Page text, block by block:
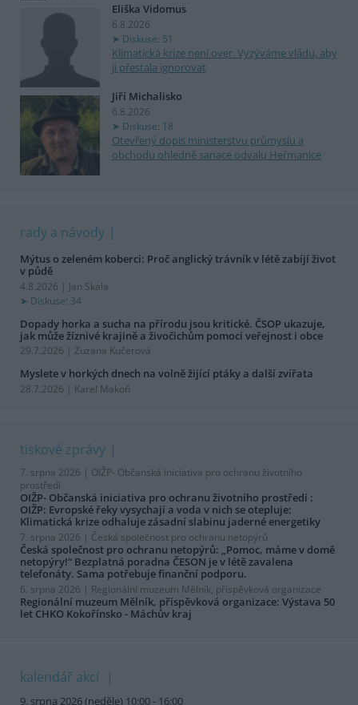
Eliška Vidomus
6.8.2026
Diskuse: 51
Klimatická krize není over. Vyzýváme vládu, aby
ji přestala ignorovat
Jiří Michalisko
6.8.2026
Diskuse: 18
Otevřený dopis ministerstvu průmyslu a
obchodu ohledně sanace odvalu Heřmanice
rady a návody
Mýtus o zeleném koberci: Proč anglický trávník v létě zabíjí život
v půdě
4.8.2026 | Jan Skala
Diskuse: 34
Dopady horka a sucha na přírodu jsou kritické. ČSOP ukazuje,
jak může žíznivé krajině a živočichům pomoci veřejnost i obce
29.7.2026 | Zuzana Kučerová
Myslete v horkých dnech na volně žijící ptáky a další zvířata
28.7.2026 | Karel Makoň
tiskové zprávy
7. srpna 2026 | OIŽP- Občanská iniciativa pro ochranu životního
prostředí
OIŽP- Občanská iniciativa pro ochranu životního prostředí :
OIŽP: Evropské řeky vysychají a voda v nich se otepluje:
Klimatická krize odhaluje zásadní slabinu jaderné energetiky
7. srpna 2026 | Česká společnost pro ochranu netopýrů
Česká společnost pro ochranu netopýrů: „Pomoc, máme v domě
netopýry!“ Bezplatná poradna ČESON je v létě zavalena
telefonáty. Sama potřebuje finanční podporu.
6. srpna 2026 | Regionální muzeum Mělník, příspěvková organizace
Regionální muzeum Mělník, příspěvková organizace: Výstava 50
let CHKO Kokořínsko - Máchův kraj
kalendář akcí
9. srpna 2026 (neděle) 10:00 - 16:00